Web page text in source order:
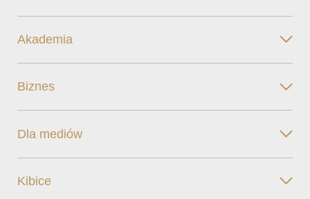
Akademia
Biznes
Dla mediów
Kibice